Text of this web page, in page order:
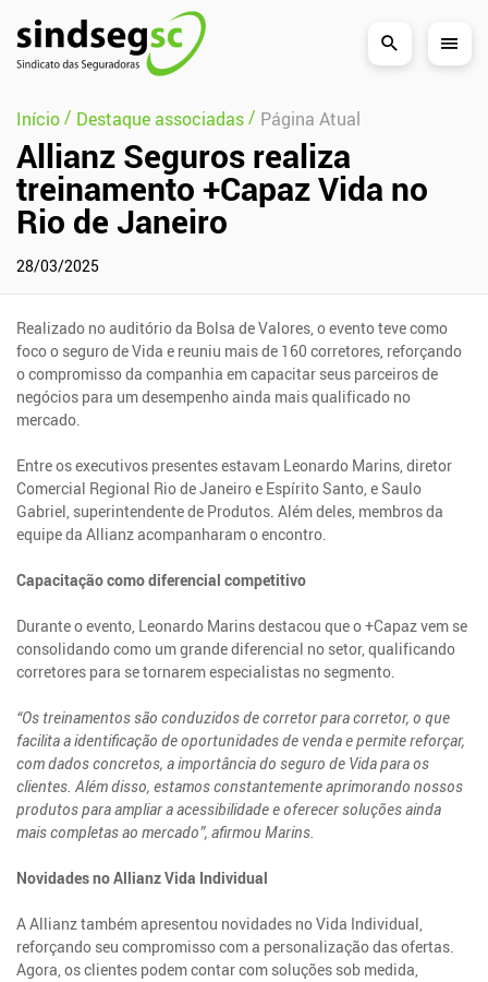
Pular Navegação (s)
Início/ Destaque associadas/ Página Atual
Allianz Seguros realiza
treinamento +Capaz Vida no
Rio de Janeiro
28/03/2025
Realizado no auditório da Bolsa de Valores, o evento teve como
foco o seguro de Vida e reuniu mais de 160 corretores, reforçando
o compromisso da companhia em capacitar seus parceiros de
negócios para um desempenho ainda mais qualificado no
mercado.
Entre os executivos presentes estavam Leonardo Marins, diretor
Comercial Regional Rio de Janeiro e Espírito Santo, e Saulo
Gabriel, superintendente de Produtos. Além deles, membros da
equipe da Allianz acompanharam o encontro.
Capacitação como diferencial competitivo
Durante o evento, Leonardo Marins destacou que o +Capaz vem se
consolidando como um grande diferencial no setor, qualificando
corretores para se tornarem especialistas no segmento.
“Os treinamentos são conduzidos de corretor para corretor, o que
facilita a identificação de oportunidades de venda e permite reforçar,
com dados concretos, a importância do seguro de Vida para os
clientes. Além disso, estamos constantemente aprimorando nossos
produtos para ampliar a acessibilidade e oferecer soluções ainda
mais completas ao mercado”, afirmou Marins.
Novidades no Allianz Vida Individual
A Allianz também apresentou novidades no Vida Individual,
reforçando seu compromisso com a personalização das ofertas.
Agora, os clientes podem contar com soluções sob medida,